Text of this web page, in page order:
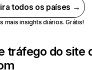
todos os países →
mais insights diários. Grátis!
tráfego do site